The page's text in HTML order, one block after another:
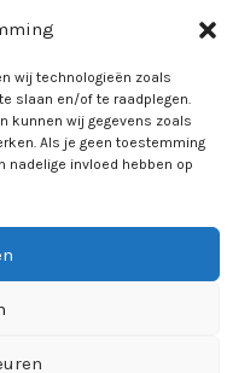
wij technologieën zoals
slaan en/of te raadplegen.
kunnen wij gegevens zoals
Als je geen toestemming
nadelige invloed hebben op